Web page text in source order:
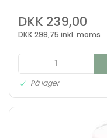
DKK 239,00
DKK 298,75 inkl. moms
På lager